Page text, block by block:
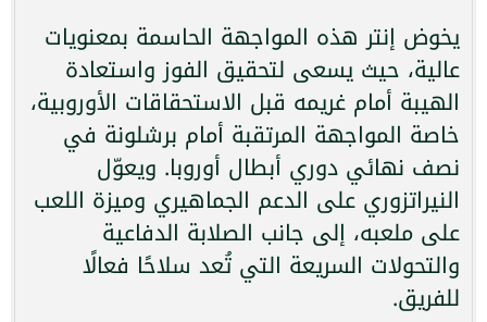
يخوض إنتر هذه المواجهة الحاسمة بمعنويات
عالية، حيث يسعى لتحقيق الفوز واستعادة
الهيبة أمام غريمه قبل الاستحقاقات الأوروبية،
خاصة المواجهة المرتقبة أمام برشلونة في
نصف نهائي دوري أبطال أوروبا. ويعوّل
النيراتزوري على الدعم الجماهيري وميزة اللعب
على ملعبه، إلى جانب الصلابة الدفاعية
والتحولات السريعة التي تُعد سلاحًا فعالًا
للفريق.